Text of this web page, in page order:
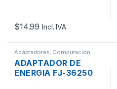
$14.99 Incl. IVA
Adaptadores, Computación
ADAPTADOR DE
ENERGIA FJ-36250